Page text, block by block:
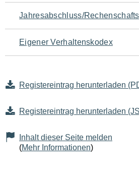
Jahresabschluss/
Eigener Verhaltenskodex
Registereintrag herunterladen
Registereintrag herunterladen
Inhalt dieser Seite melden
(Mehr Informationen)